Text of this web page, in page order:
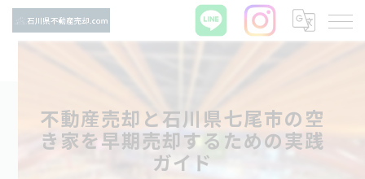
不動産売却と石川県七尾市の空
き家を早期売却するための実践
ガイド